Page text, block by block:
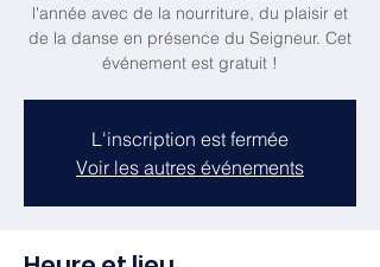
l'année avec de la nourriture, du plaisir et
de la danse en présence du Seigneur. Cet
événement est gratuit !
L'inscription est fermée
Voir les autres événements